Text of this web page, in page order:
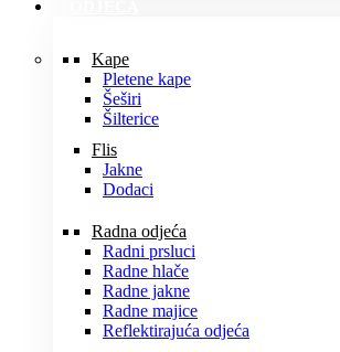
Kape
Pletene kape
Šeširi
Šilterice
Flis
Jakne
Dodaci
Radna odjeća
Radni prsluci
Radne hlače
Radne jakne
Radne majice
Reflektirajuća odjeća